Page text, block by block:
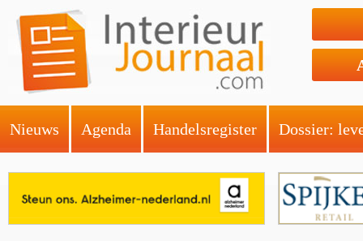
Nieuws Agenda Handelsregister Dossier: